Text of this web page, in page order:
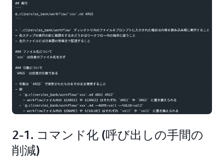
2-1. コマンド化 (呼び出しの手間の
削減)